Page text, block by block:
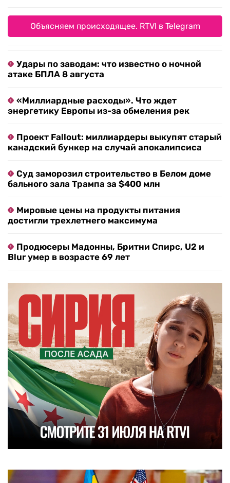
Объясняем происходящее. RTVI в Telegram
Удары по заводам: что известно о ночной
атаке БПЛА 8 августа
«Миллиардные расходы». Что ждет
энергетику Европы из-за обмеления рек
Проект Fallout: миллиардеры выкупят старый
канадский бункер на случай апокалипсиса
Суд заморозил строительство в Белом доме
бального зала Трампа за $400 млн
Мировые цены на продукты питания
достигли трехлетнего максимума
Продюсеры Мадонны, Бритни Спирс, U2 и
Blur умер в возрасте 69 лет